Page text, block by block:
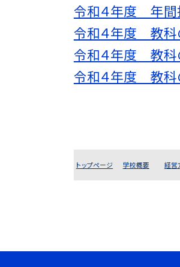
令和４年度 年間
令和４年度 教科
令和４年度 教科
令和４年度 教科
トップページ 学校概要 経営